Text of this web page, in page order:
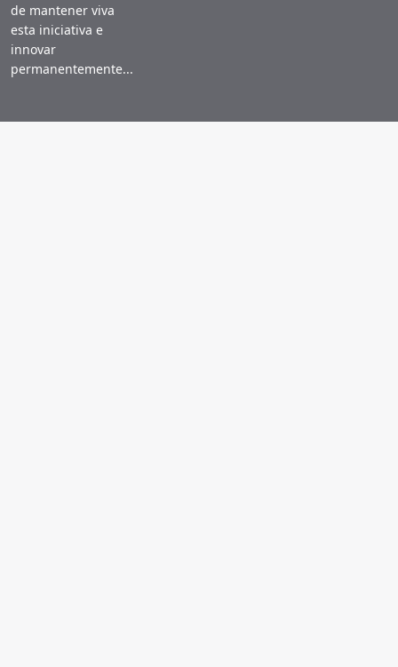
de mantener viva
esta iniciativa e
innovar
permanentemente...